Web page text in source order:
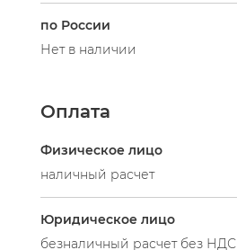
по России
Нет в наличии
Оплата
Физическое лицо
наличный расчет
Юридическое лицо
безналичный расчет без НДС